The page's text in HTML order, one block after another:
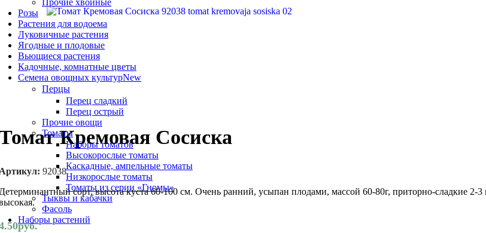
Розы
Растения для водоема
Луковичные растения
Ягодные и плодовые
Вьющиеся растения
Кадочные, комнатные цветы
Семена овощных культурNew
Перцы
Перец сладкий
Перец острый
Прочие овощи
Томаты
Наборы томатов
Высокорослые томаты
Каскадные, ампельные томаты
Низкорослые томаты
Томаты из серии «Гномы»
Тыквы и кабачки
Фасоль
Наборы растений
Кремовая Сосиска
92038
сорт, высота куста 60-100 см. Очень ранний, усыпан плодами, массой 60-80г, приторно-сладкие 2-
руб.